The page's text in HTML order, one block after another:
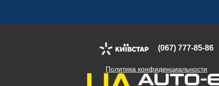
(067) 777-85-86
Политика конфиденциальности